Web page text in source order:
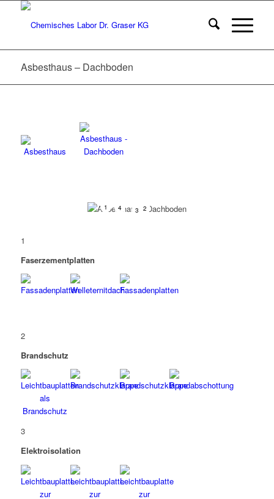
Asbesthaus – Dachboden
1 2
3
4
1
Faserzementplatten
2
Brandschutz
3
Elektroisolation